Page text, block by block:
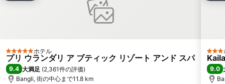
5 ホテルのランク
ホテル
プリ ウランダリ ア ブティック リゾート アンド スパ
9.4 大満足 (2,361件の評価)
Bangli, 街の中心まで11.8 km
3 ホ
9.0